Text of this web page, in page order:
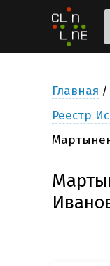
Главная
Реестр